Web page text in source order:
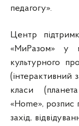
педагогу».
Центр
«МиРазом» у
культурного
(інтерактивний
класи
«Home», розпис
захід,